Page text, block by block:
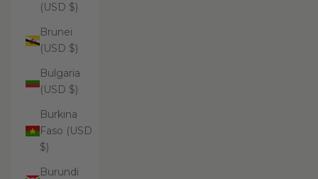
(USD $)
Brunei
(USD $)
Bulgaria
(USD $)
Burkina
Faso (USD
$)
Burundi